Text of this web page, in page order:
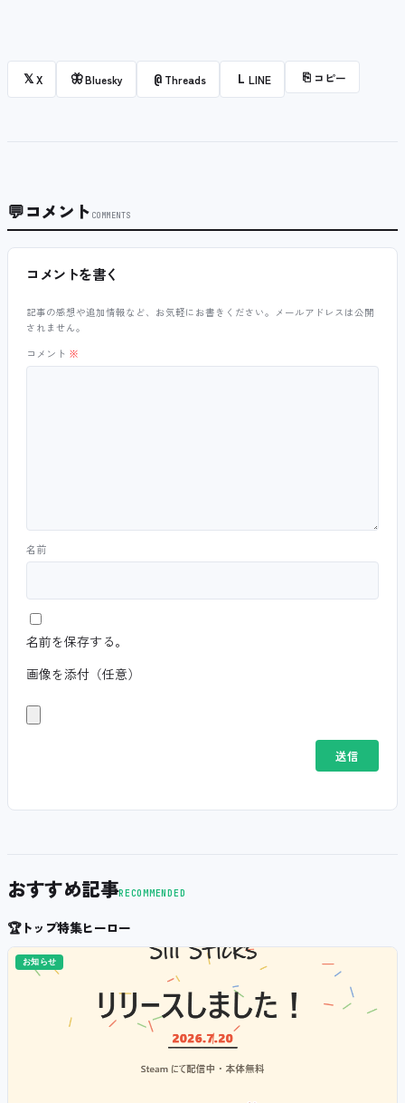
𝕏X 🦋Bluesky @ Threads L LINE ⎘ コピー
💬コメント COMMENTS
コメントを書く
記事の感想や追加情報など、お気軽にお書きください。メールアドレスは公開
されません。
コメント ※
名前
名前を保存する。
画像を添付（任意）
おすすめ記事RECOMMENDED
🏆トップ特集ヒーロー
お知らせ